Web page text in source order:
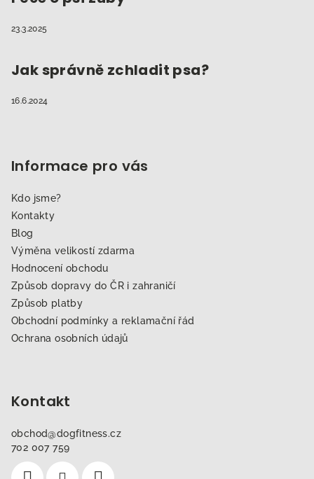
23.3.2025
Jak správně zchladit psa?
16.6.2024
Informace pro vás
Kdo jsme?
Kontakty
Blog
Výměna velikostí zdarma
Hodnocení obchodu
Způsob dopravy do ČR i zahraničí
Způsob platby
Obchodní podmínky a reklamační řád
Ochrana osobních údajů
Kontakt
obchod@dogfitness.cz
702 007 759